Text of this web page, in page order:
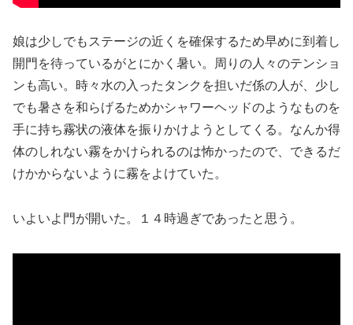
娘は少しでもステージの近くを確保するため早めに到着し
開門を待っているがとにかく暑い。周りの人々のテンショ
ンも高い。時々水の入ったタンクを担いだ係の人が、少し
でも暑さを和らげるためかシャワーヘッドのようなものを
手に持ち霧状の液体を振りかけようとしてくる。なんか得
体のしれない霧をかけられるのは怖かったので、できるだ
けかからないように霧をよけていた。
いよいよ門が開いた。１４時過ぎであったと思う。